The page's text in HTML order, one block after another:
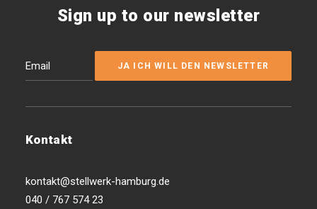
Sign up to our newsletter
Kontakt
kontakt@stellwerk-hamburg.de
040 / 767 574 23